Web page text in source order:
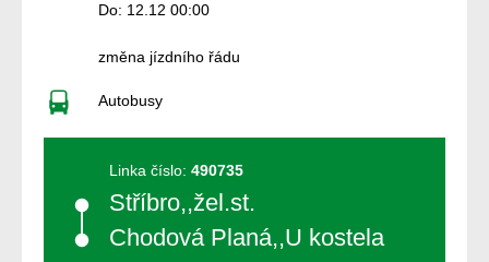
Do: 12.12 00:00
změna jízdního řádu
Autobusy
Linka číslo: 490735
Stříbro,,žel.st.
Chodová Planá,,U kostela